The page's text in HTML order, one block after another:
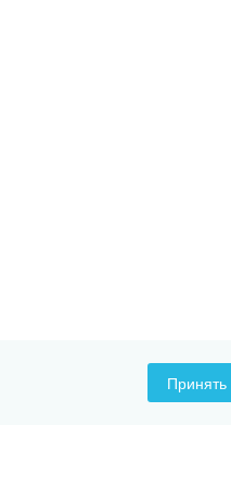
Принять